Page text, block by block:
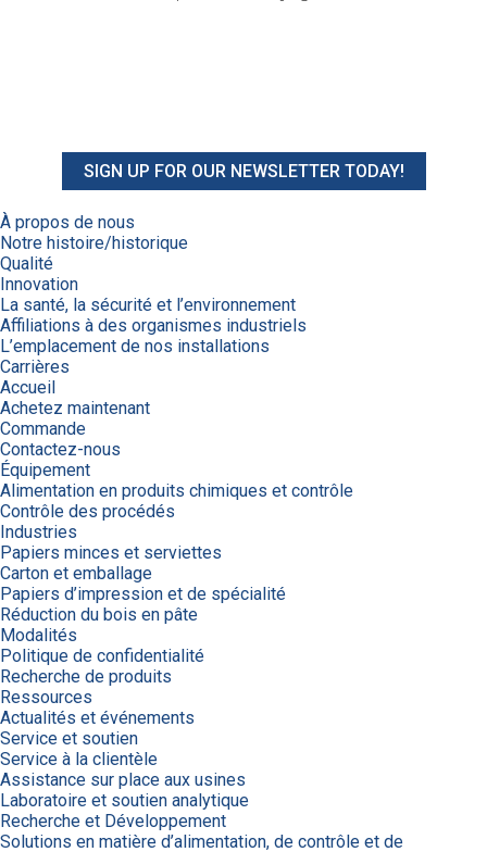
SIGN UP FOR OUR NEWSLETTER TODAY!
À propos de nous
Notre histoire/historique
Qualité
Innovation
La santé, la sécurité et l’environnement
Affiliations à des organismes industriels
L’emplacement de nos installations
Carrières
Accueil
Achetez maintenant
Commande
Contactez-nous
Équipement
Alimentation en produits chimiques et contrôle
Contrôle des procédés
Industries
Papiers minces et serviettes
Carton et emballage
Papiers d’impression et de spécialité
Réduction du bois en pâte
Modalités
Politique de confidentialité
Recherche de produits
Ressources
Actualités et événements
Service et soutien
Service à la clientèle
Assistance sur place aux usines
Laboratoire et soutien analytique
Recherche et Développement
Solutions en matière d’alimentation, de contrôle et de